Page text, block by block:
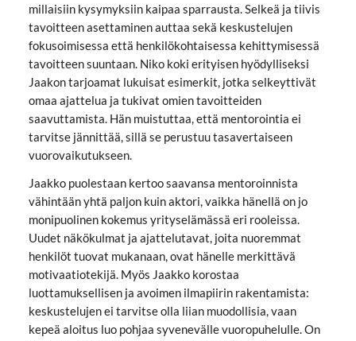
millaisiin kysymyksiin kaipaa sparrausta. Selkeä ja tiivis
tavoitteen asettaminen auttaa sekä keskustelujen
fokusoimisessa että henkilökohtaisessa kehittymisessä
tavoitteen suuntaan. Niko koki erityisen hyödylliseksi
Jaakon tarjoamat lukuisat esimerkit, jotka selkeyttivät
omaa ajattelua ja tukivat omien tavoitteiden
saavuttamista. Hän muistuttaa, että mentorointia ei
tarvitse jännittää, sillä se perustuu tasavertaiseen
vuorovaikutukseen.
Jaakko puolestaan kertoo saavansa mentoroinnista
vähintään yhtä paljon kuin aktori, vaikka hänellä on jo
monipuolinen kokemus yrityselämässä eri rooleissa.
Uudet näkökulmat ja ajattelutavat, joita nuoremmat
henkilöt tuovat mukanaan, ovat hänelle merkittävä
motivaatiotekijä. Myös Jaakko korostaa
luottamuksellisen ja avoimen ilmapiirin rakentamista:
keskustelujen ei tarvitse olla liian muodollisia, vaan
kepeä aloitus luo pohjaa syvenevälle vuoropuhelulle. On